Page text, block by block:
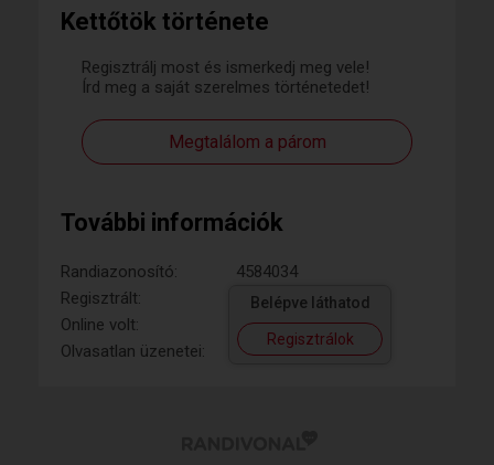
Kettőtök története
Regisztrálj most és ismerkedj meg vele!
Írd meg a saját szerelmes történetedet!
Megtalálom a párom
További információk
Randiazonosító:
4584034
Regisztrált:
Online volt:
Olvasatlan üzenetei:
Belépve láthatod
Regisztrálok